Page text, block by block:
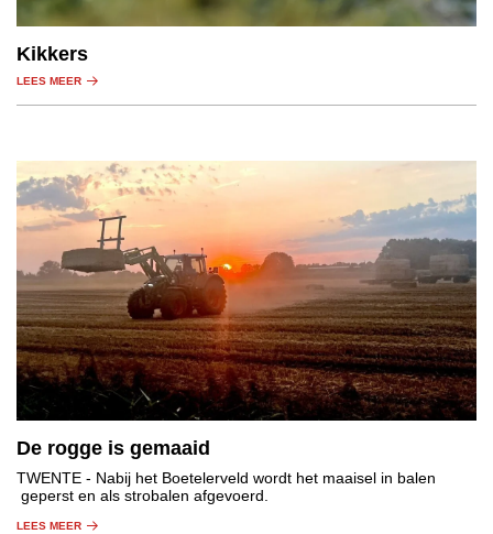
Kikkers
LEES MEER
De rogge is gemaaid
TWENTE - Nabij het Boetelerveld wordt het maaisel in balen
geperst en als strobalen afgevoerd.
LEES MEER